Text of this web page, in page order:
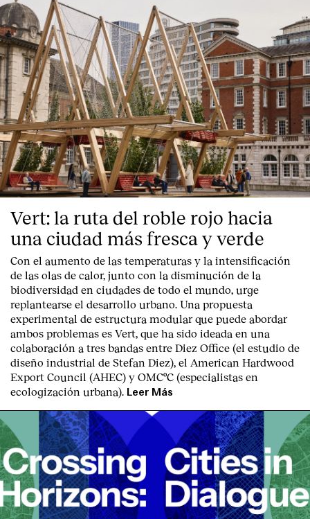
Vert: la ruta del roble rojo hacia
una ciudad más fresca y verde
Con el aumento de las temperaturas y la intensificación
de las olas de calor, junto con la disminución de la
biodiversidad en ciudades de todo el mundo, urge
replantearse el desarrollo urbano. Una propuesta
experimental de estructura modular que puede abordar
ambos problemas es Vert, que ha sido ideada en una
colaboración a tres bandas entre Diez Office (el estudio de
diseño industrial de Stefan Diez), el American Hardwood
Export Council (AHEC) y OMCºC (especialistas en
ecologización urbana). Leer Más